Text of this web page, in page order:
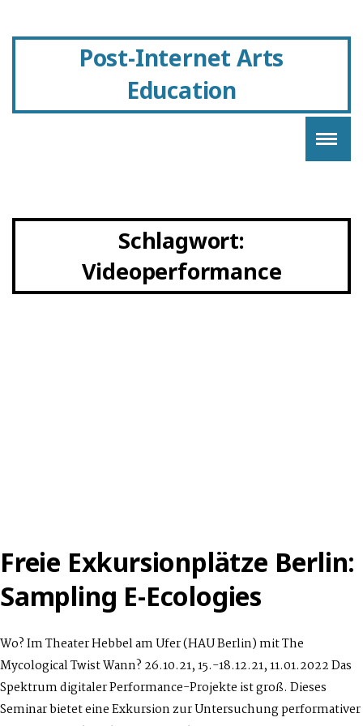
Post-Internet Arts
Education
Schlagwort:
Videoperformance
Freie Exkursionplätze Berlin:
Sampling E-Ecologies
Wo? Im Theater Hebbel am Ufer (HAU Berlin) mit The
Mycological Twist Wann? 26.10.21, 15.-18.12.21, 11.01.2022 Das
Spektrum digitaler Performance-Projekte ist groß. Dieses
Seminar bietet eine Exkursion zur Untersuchung performativer